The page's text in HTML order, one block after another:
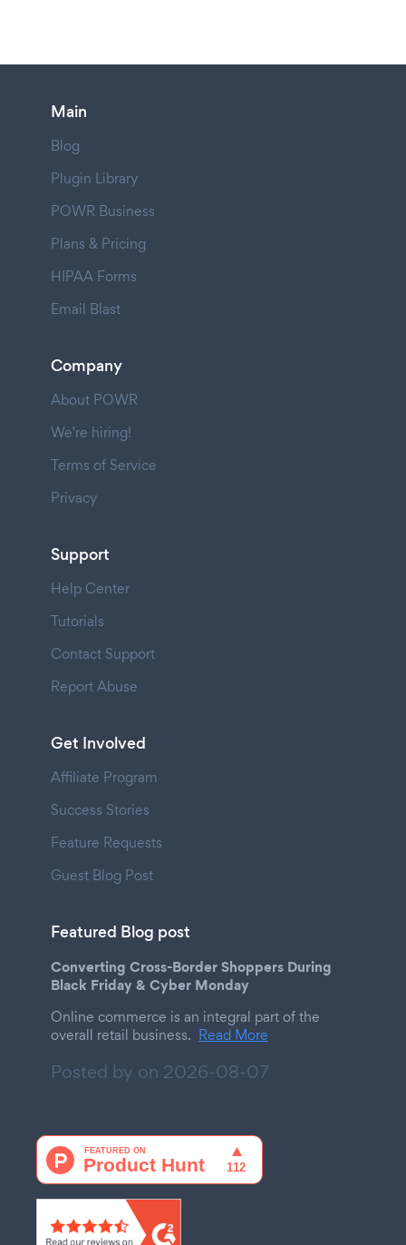
Main
Blog
Plugin Library
POWR Business
Plans & Pricing
HIPAA Forms
Email Blast
Company
About POWR
We're hiring!
Terms of Service
Privacy
Support
Help Center
Tutorials
Contact Support
Report Abuse
Get Involved
Affiliate Program
Success Stories
Feature Requests
Guest Blog Post
Featured Blog post
Converting Cross-Border Shoppers During
Black Friday & Cyber Monday
Online commerce is an integral part of the
overall retail business. Read More
Posted by on 2026-08-07